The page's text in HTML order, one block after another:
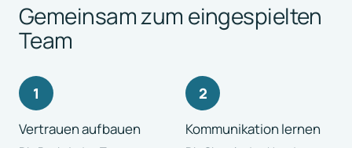
Gemeinsam zum eingespielten
Team
Vertrauen aufbauen Kommunikation lernen